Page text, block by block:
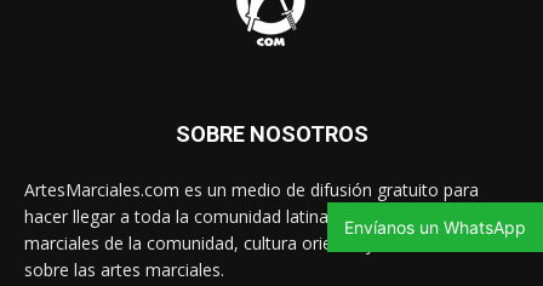
SOBRE NOSOTROS
ArtesMarciales.com es un medio de difusión gratuito para
hacer llegar a toda la comunidad latina las noticias de artes
marciales de la comunidad, cultura oriental y contenido valioso
sobre las artes marciales.
Envíanos un WhatsApp